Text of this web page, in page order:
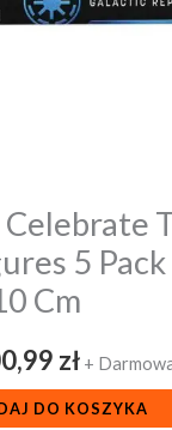
5
Cm
zł +
DO KOSZYKA